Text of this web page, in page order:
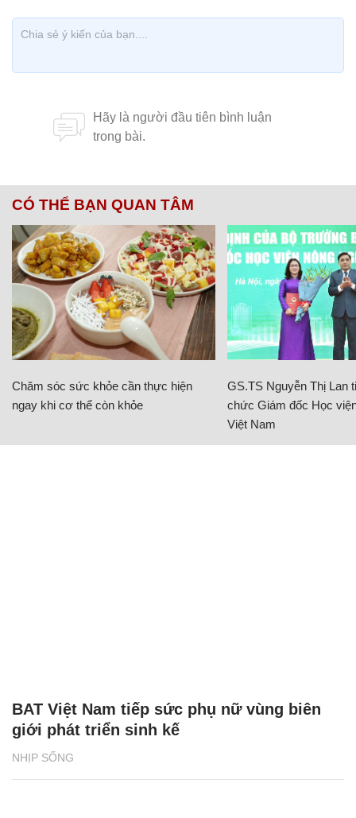
CÓ THỂ BẠN QUAN TÂM
Chăm sóc sức khỏe cần thực hiện
ngay khi cơ thể còn khỏe
GS.TS Nguyễn Thị Lan
chức Giám đốc Học
Việt Nam
NHỊP SỐNG
BAT Việt Nam tiếp sức phụ nữ vùng biên
giới phát triển sinh kế